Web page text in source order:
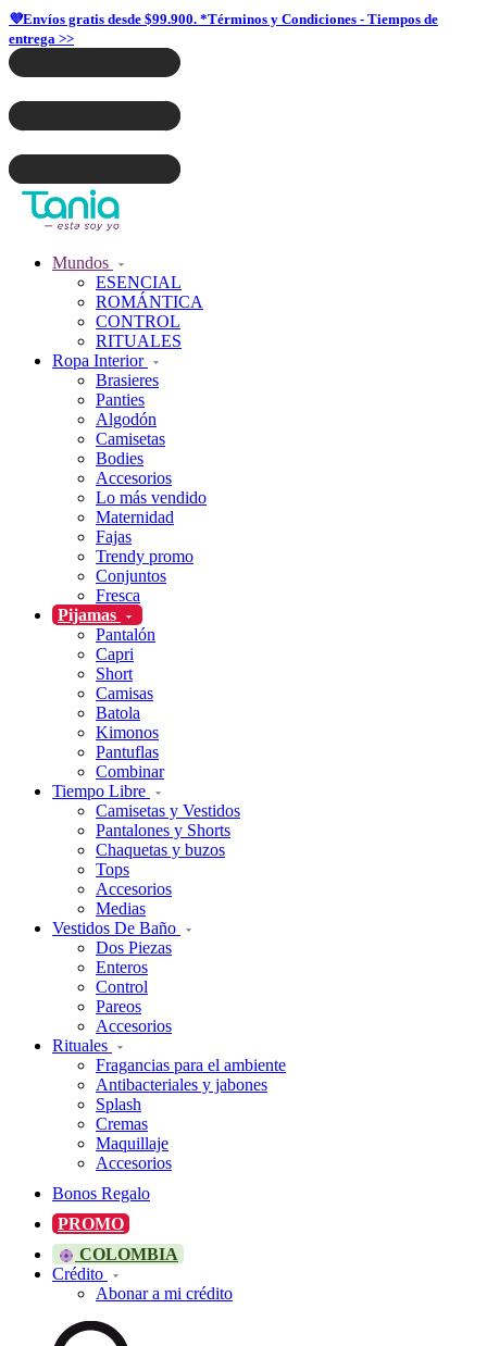
💜Envíos gratis desde $99.900. *Términos y Condiciones - Tiempos de
entrega >>
Mundos
ESENCIAL
ROMÁNTICA
CONTROL
RITUALES
Ropa Interior
Brasieres
Panties
Algodón
Camisetas
Bodies
Accesorios
Lo más vendido
Maternidad
Fajas
Trendy promo
Conjuntos
Fresca
Pijamas
Pantalón
Capri
Short
Camisas
Batola
Kimonos
Pantuflas
Combinar
Tiempo Libre
Camisetas y Vestidos
Pantalones y Shorts
Chaquetas y buzos
Tops
Accesorios
Medias
Vestidos De Baño
Dos Piezas
Enteros
Control
Pareos
Accesorios
Rituales
Fragancias para el ambiente
Antibacteriales y jabones
Splash
Cremas
Maquillaje
Accesorios
Bonos Regalo
PROMO
COLOMBIA
Crédito
Abonar a mi crédito